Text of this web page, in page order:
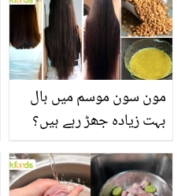
مون سون موسم میں بال
بہت زیادہ جھڑ رہے ہیں؟
بنانے کے چند قدرتی طریقے